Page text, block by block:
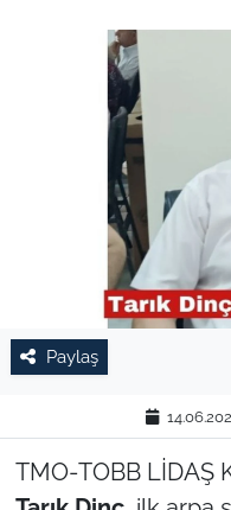
Paylaş
TMO‑TOBB LİDAŞ
SAĞLIK
EĞİTİM
TARIM VE
KÜLTÜR SANAT
RESMİ İLAN
SPOR
YAŞAM
EDİRNE